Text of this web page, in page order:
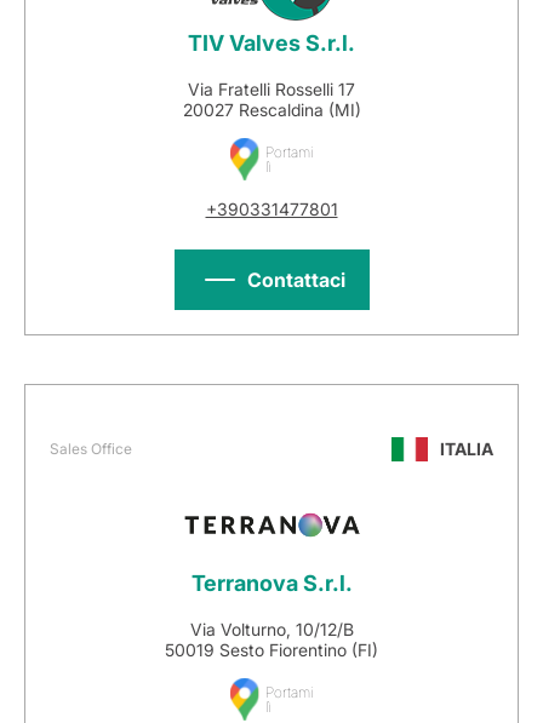
TIV Valves S.r.l.
Via Fratelli Rosselli 17
20027 Rescaldina (MI)
Portami
lì
+390331477801
Contattaci
Sales Office ITALIA
Terranova S.r.l.
Via Volturno, 10/12/B
50019 Sesto Fiorentino (FI)
Portami
lì